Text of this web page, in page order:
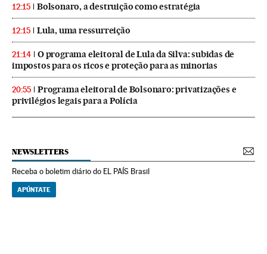
12:15 Bolsonaro, a destruição como estratégia
12:15 Lula, uma ressurreição
21:14
O programa eleitoral de Lula da Silva: subidas de
impostos para os ricos e proteção para as minorias
20:55
Programa eleitoral de Bolsonaro: privatizações e
privilégios legais para a Polícia
NEWSLETTERS
Receba o boletim diário do EL PAÍS Brasil
APÚNTATE